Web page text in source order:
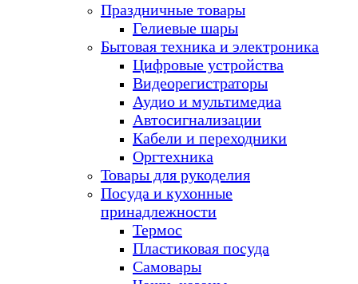
Праздничные товары
Гелиевые шары
Бытовая техника и электроника
Цифровые устройства
Видеорегистраторы
Аудио и мультимедиа
Автосигнализации
Кабели и переходники
Оргтехника
Товары для рукоделия
Посуда и кухонные
принадлежности
Термос
Пластиковая посуда
Самовары